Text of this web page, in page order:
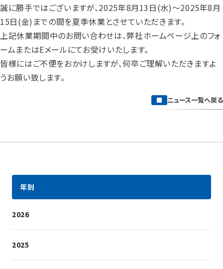
誠に勝手ではございますが、2025年8月13日(水)～2025年8月
15日(金)までの間を夏季休業とさせていただきます。
上記休業期間中のお問い合わせは、弊社ホームページ上のフォ
ームまたはEメールにてお受けいたします。
皆様にはご不便をおかけしますが、何卒ご理解いただきますよ
うお願い致します。
ニュース一覧へ戻る
年別
2026
2025